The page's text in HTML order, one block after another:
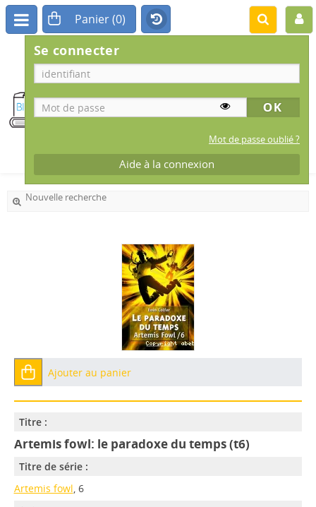
BIBLIOTHÈQUE
MUNICIPALE
Se connecter
Mot de passe oublié ?
Aide à la connexion
Nouvelle recherche
Ajouter au panier
Titre :
Artemis fowl: le paradoxe du temps (t6)
Titre de série :
Artemis fowl, 6